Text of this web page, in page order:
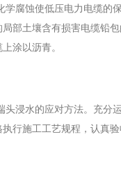
腐蚀使低压电力电缆的
部土壤含有损害电缆铅
涂以沥青。
浸水的应对方法。充分
行施工工艺规程，认真